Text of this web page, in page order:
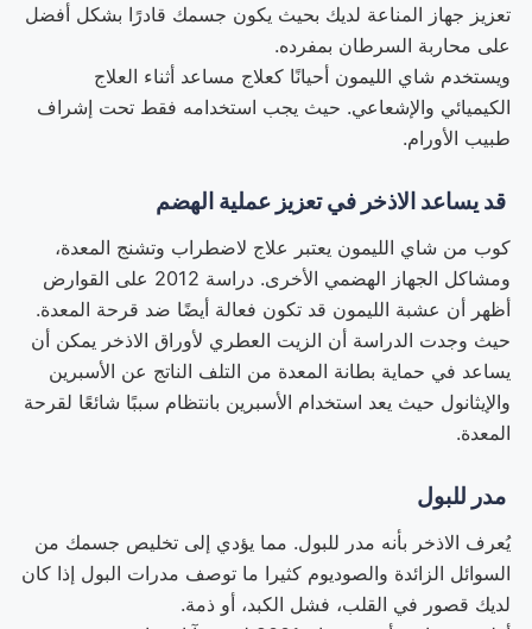
تعزيز جهاز المناعة لديك بحيث يكون جسمك قادرًا بشكل أفضل
على محاربة السرطان بمفرده.
ويستخدم شاي الليمون أحيانًا كعلاج مساعد أثناء العلاج
الكيميائي والإشعاعي. حيث يجب استخدامه فقط تحت إشراف
طبيب الأورام.
قد يساعد الاذخر في تعزيز عملية الهضم
كوب من شاي الليمون يعتبر علاج لاضطراب وتشنج المعدة،
ومشاكل الجهاز الهضمي الأخرى. دراسة 2012 على القوارض
أظهر أن عشبة الليمون قد تكون فعالة أيضًا ضد قرحة المعدة.
حيث وجدت الدراسة أن الزيت العطري لأوراق الاذخر يمكن أن
يساعد في حماية بطانة المعدة من التلف الناتج عن الأسبرين
والإيثانول حيث يعد استخدام الأسبرين بانتظام سببًا شائعًا لقرحة
المعدة.
مدر للبول
يُعرف الاذخر بأنه مدر للبول. مما يؤدي إلى تخليص جسمك من
السوائل الزائدة والصوديوم كثيرا ما توصف مدرات البول إذا كان
لديك قصور في القلب، فشل الكبد، أو ذمة.